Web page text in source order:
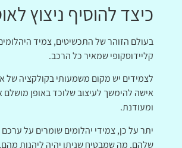
כיצד להוסיף ניצוץ
בעולם הזוהר של התכשיטים, צמיד
קליידוסקופי שמאיר כל הרכב.
לצמידים יש מקום משמעותי בקולקציה של
אישה להימשך לעיצוב שלוכד באופן מושלם
ומעודנת.
יתר על כן, צמידי יהלומים שומרים על
שלהם, מה שמבטיח שניתן יהיה ליהנות